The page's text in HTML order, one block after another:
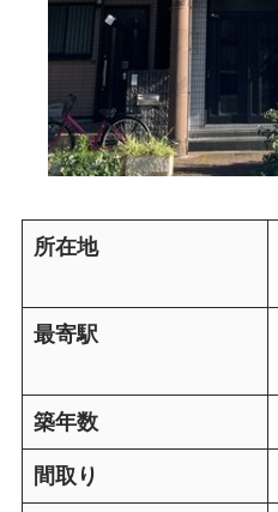
所在地
最寄駅
築年数
間取り